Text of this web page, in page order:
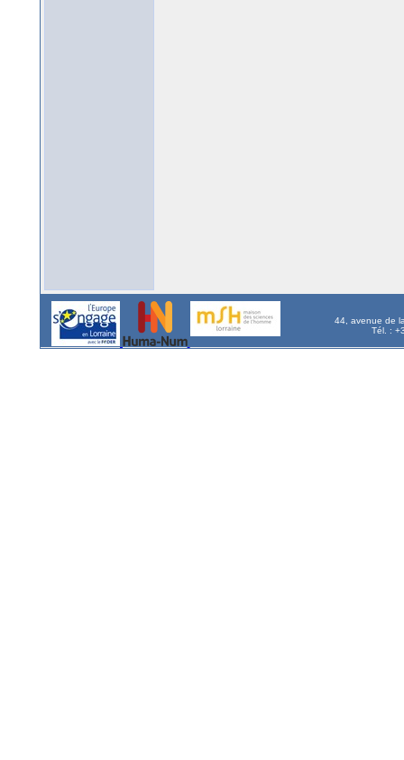
44, avenue de
Tél. :